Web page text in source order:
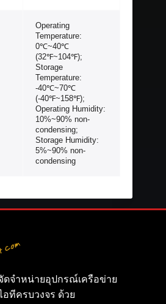
Operating
Temperature:
0℃~40℃
(32℉~104℉);
Storage
Temperature:
-40℃~70℃
(-40℉~158℉);
Operating Humidity:
10%~90% non-
condensing;
Storage Humidity:
5%~90% non-
condensing
จัดจำหน่ายอุปกรณ์เครือข่าย
ทีครบวงจร ด้วย